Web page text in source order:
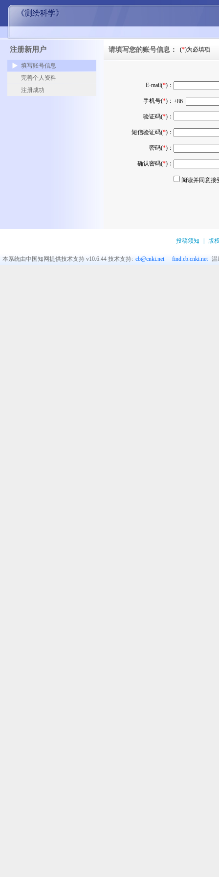
《测绘科学》
注册新用户
填写账号信息
完善个人资料
注册成功
请填写您的账号信息： (*)为必填项
E-mail(*)：
手机号(*)： +86
验证码(*)：
短信验证码(*)：
密码(*)：
确认密码(*)：
阅读并同意接
投稿须知 版
本系统由中国知网提供技术支持 v10.6.44技术支持: cb@cnki.net find.cb.cnki.net 温